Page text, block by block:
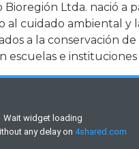
Bioregión Ltda. nació a
al cuidado ambiental y
a la conservación
escuelas e